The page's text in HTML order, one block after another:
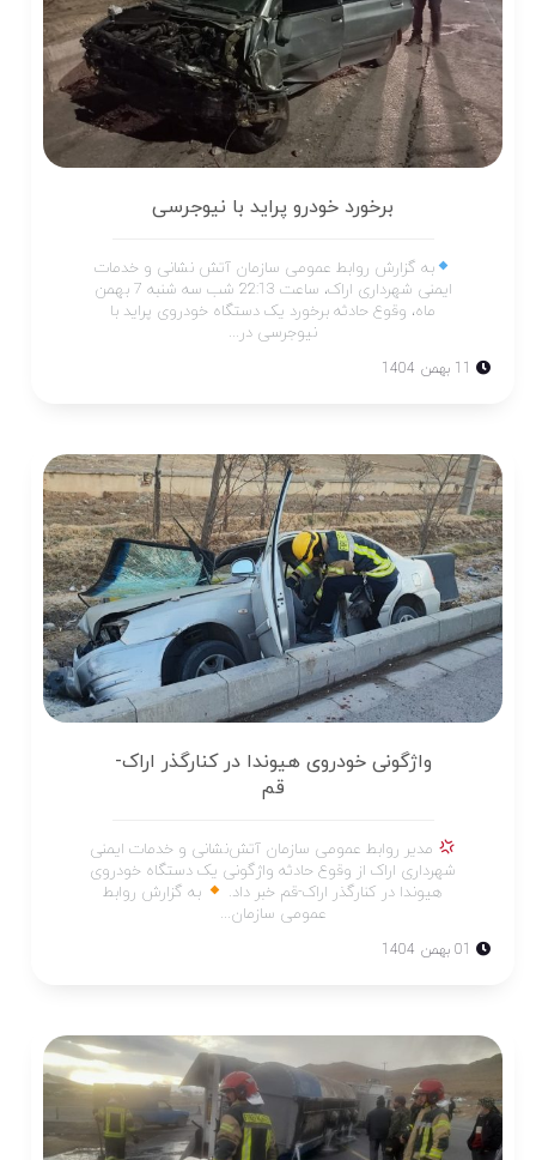
برخورد خودرو پراید با نیوجرسی
به گزارش روابط عمومی سازمان آتش نشانی و خدمات
ایمنی شهرداری اراک، ساعت 22:13 شب سه شنبه 7 بهمن
ماه، وقوع حادثه برخورد یک دستگاه خودروی پراید با
نیوجرسی در...
11 بهمن 1404
واژگونی خودروی هیوندا در کنارگذر اراک-
قم
مدیر روابط عمومی سازمان آتش‌نشانی و خدمات ایمنی
شهرداری اراک از وقوع حادثه واژگونی یک دستگاه خودروی
هیوندا در کنارگذر اراک-قم خبر داد.
به گزارش روابط
عمومی سازمان...
01 بهمن 1404